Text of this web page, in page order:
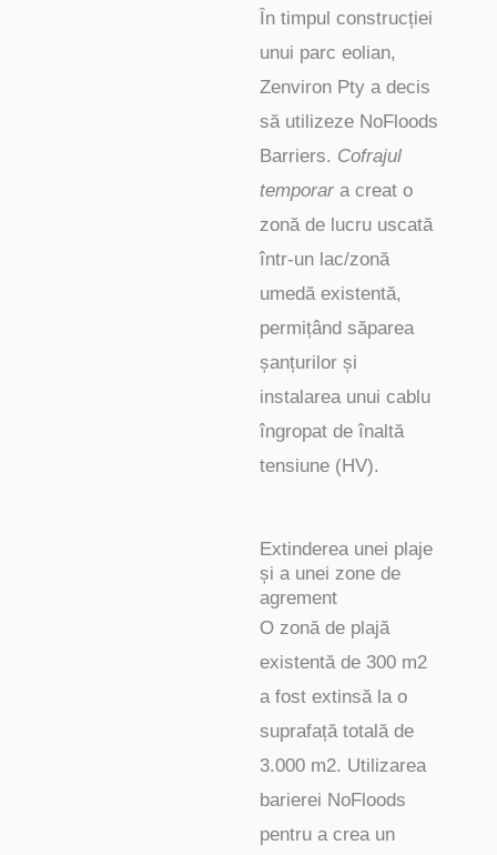
În timpul construcției
unui parc eolian,
Zenviron Pty a decis
să utilizeze NoFloods
Barriers. Cofrajul
temporar a creat o
zonă de lucru uscată
într-un lac/zonă
umedă existentă,
permițând săparea
șanțurilor și
instalarea unui cablu
îngropat de înaltă
tensiune (HV).
Extinderea unei plaje
și a unei zone de
agrement
O zonă de plajă
existentă de 300 m2
a fost extinsă la o
suprafață totală de
3.000 m2. Utilizarea
barierei NoFloods
pentru a crea un